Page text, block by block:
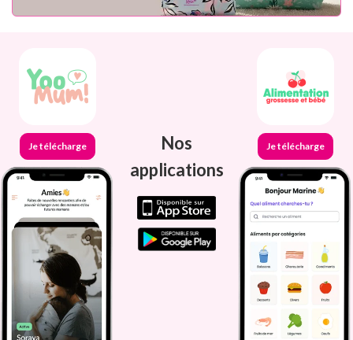
Je télécharge
Nos
applications
Je télécharge